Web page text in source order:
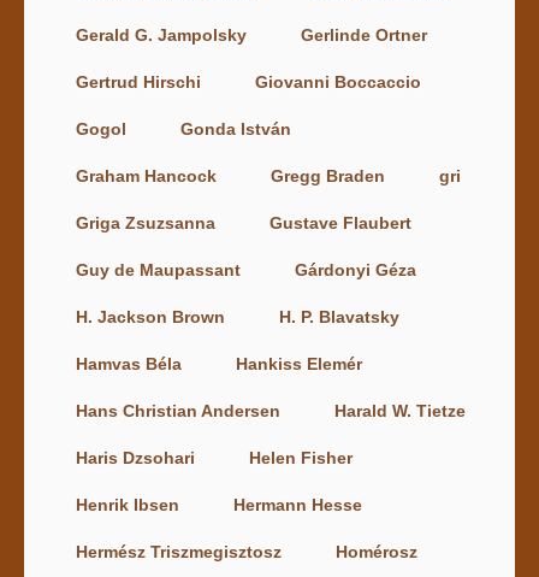
Gerald G. Jampolsky Gerlinde Ortner
Gertrud Hirschi Giovanni Boccaccio
Gogol Gonda István
Graham Hancock Gregg Braden gri
Griga Zsuzsanna Gustave Flaubert
Guy de Maupassant Gárdonyi Géza
H. Jackson Brown H. P. Blavatsky
Hamvas Béla Hankiss Elemér
Hans Christian Andersen Harald W. Tietze
Haris Dzsohari Helen Fisher
Henrik Ibsen Hermann Hesse
Hermész Triszmegisztosz Homérosz